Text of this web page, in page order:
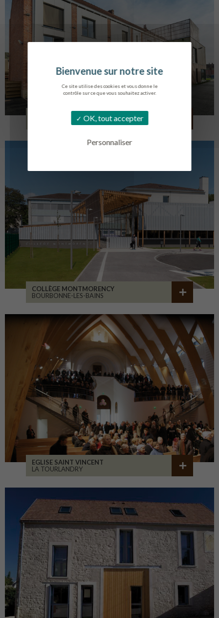
Ce site utilise des cookies et vous donne le
contrôle sur ce que vous souhaitez activer.
OK, tout accepter
Personnaliser
LOG. JEUNES TRAVAILLEURS
COLLÈGE MONTMORENCY
BOURBONNE-LES-BAINS
EGLISE SAINT VINCENT
LA TOURLANDRY